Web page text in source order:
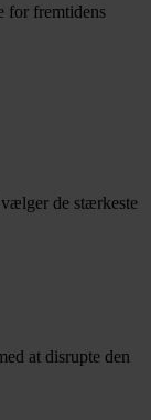
for fremtidens
de stærkeste
at disrupte den